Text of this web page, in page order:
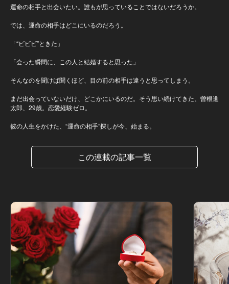
運命の相手と出会いたい。誰もが思っていることではないだろうか。
では、運命の相手はどこにいるのだろう。
「“ビビビ”ときた」
「会った瞬間に、この人と結婚すると思った」
そんなのを聞けば聞くほど、目の前の相手は違うと思ってしまう。
まだ出会っていないだけ、どこかにいるのだ。そう思い続けてきた、曽根進
太郎、29歳。恋愛経験ゼロ。
彼の人生をかけた、“運命の相手”探しが今、始まる。
この連載の記事一覧